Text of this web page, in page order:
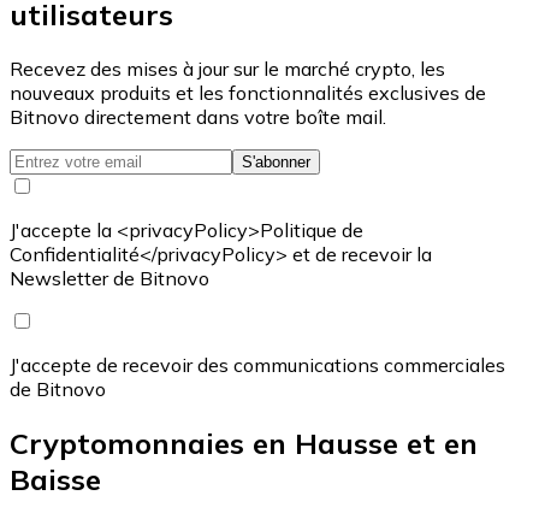
utilisateurs
Recevez des mises à jour sur le marché crypto, les
nouveaux produits et les fonctionnalités exclusives de
Bitnovo directement dans votre boîte mail.
S'abonner
J'accepte la <privacyPolicy>Politique de
Confidentialité</privacyPolicy> et de recevoir la
Newsletter de Bitnovo
J'accepte de recevoir des communications commerciales
de Bitnovo
Cryptomonnaies en Hausse et en
Baisse